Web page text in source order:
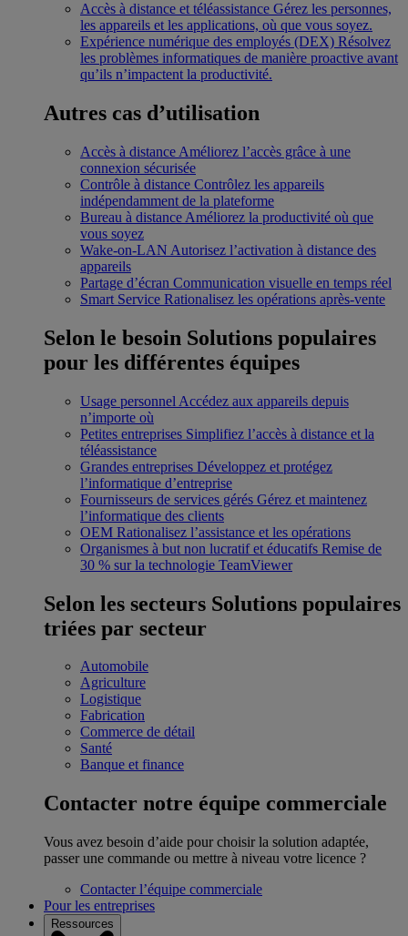
Accès à distance et téléassistance Gérez les personnes,
les appareils et les applications, où que vous soyez.
Expérience numérique des employés (DEX) Résolvez
les problèmes informatiques de manière proactive avant
qu’ils n’impactent la productivité.
Autres cas d’utilisation
Accès à distance Améliorez l’accès grâce à une
connexion sécurisée
Contrôle à distance Contrôlez les appareils
indépendamment de la plateforme
Bureau à distance Améliorez la productivité où que
vous soyez
Wake-on-LAN Autorisez l’activation à distance des
appareils
Partage d’écran Communication visuelle en temps réel
Smart Service Rationalisez les opérations après-vente
Selon le besoin Solutions populaires
pour les différentes équipes
Usage personnel Accédez aux appareils depuis
n’importe où
Petites entreprises Simplifiez l’accès à distance et la
téléassistance
Grandes entreprises Développez et protégez
l’informatique d’entreprise
Fournisseurs de services gérés Gérez et maintenez
l’informatique des clients
OEM Rationalisez l’assistance et les opérations
Organismes à but non lucratif et éducatifs Remise de
30 % sur la technologie TeamViewer
Selon les secteurs Solutions populaires
triées par secteur
Automobile
Agriculture
Logistique
Fabrication
Commerce de détail
Santé
Banque et finance
Contacter notre équipe commerciale
Vous avez besoin d’aide pour choisir la solution adaptée,
passer une commande ou mettre à niveau votre licence ?
Contacter l’équipe commerciale
Pour les entreprises
Ressources